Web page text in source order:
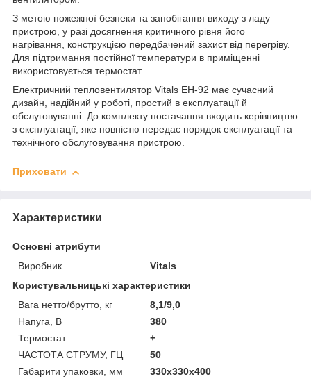
З метою пожежної безпеки та запобігання виходу з ладу
пристрою, у разі досягнення критичного рівня його
нагрівання, конструкцією передбачений захист від перегріву.
Для підтримання постійної температури в приміщенні
використовується термостат.
Електричний тепловентилятор Vitals EH-92 має сучасний
дизайн, надійний у роботі, простий в експлуатації й
обслуговуванні. До комплекту постачання входить керівництво
з експлуатації, яке повністю передає порядок експлуатації та
технічного обслуговування пристрою.
Приховати
Характеристики
Основні атрибути
Виробник
Vitals
Користувальницькі характеристики
Вага нетто/брутто, кг
8,1/9,0
Напуга, В
380
Термостат
+
ЧАСТОТА СТРУМУ, ГЦ
50
Габарити упаковки, мм
330x330x400